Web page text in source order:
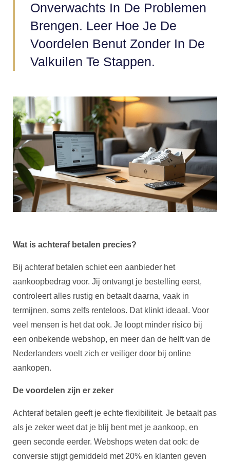
Onverwachts In De Problemen
Brengen. Leer Hoe Je De
Voordelen Benut Zonder In De
Valkuilen Te Stappen.
Wat is achteraf betalen precies?
Bij achteraf betalen schiet een aanbieder het
aankoopbedrag voor. Jij ontvangt je bestelling eerst,
controleert alles rustig en betaalt daarna, vaak in
termijnen, soms zelfs renteloos. Dat klinkt ideaal. Voor
veel mensen is het dat ook. Je loopt minder risico bij
een onbekende webshop, en meer dan de helft van de
Nederlanders voelt zich er veiliger door bij online
aankopen.
De voordelen zijn er zeker
Achteraf betalen geeft je echte flexibiliteit. Je betaalt pas
als je zeker weet dat je blij bent met je aankoop, en
geen seconde eerder. Webshops weten dat ook: de
conversie stijgt gemiddeld met 20% en klanten geven